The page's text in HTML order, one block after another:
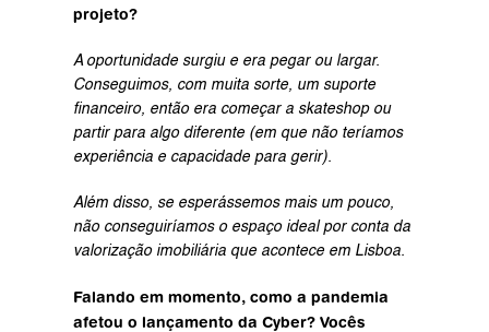
projeto?
A oportunidade surgiu e era pegar ou largar.
Conseguimos, com muita sorte, um suporte
financeiro, então era começar a skateshop ou
partir para algo diferente (em que não teríamos
experiência e capacidade para gerir).
Além disso, se esperássemos mais um pouco,
não conseguiríamos o espaço ideal por conta da
valorização imobiliária que acontece em Lisboa.
Falando em momento, como a pandemia
afetou o lançamento da Cyber? Vocês